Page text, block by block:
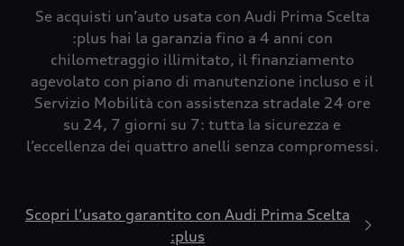
Se acquisti un’auto usata con Audi Prima Scelta
:plus hai la garanzia fino a 4 anni con
chilometraggio illimitato, il finanziamento
agevolato con piano di manutenzione incluso e il
Servizio Mobilità con assistenza stradale 24 ore
su 24, 7 giorni su 7: tutta la sicurezza e
l’eccellenza dei quattro anelli senza compromessi.
Scopri l’usato garantito con Audi Prima Scelta
:plus